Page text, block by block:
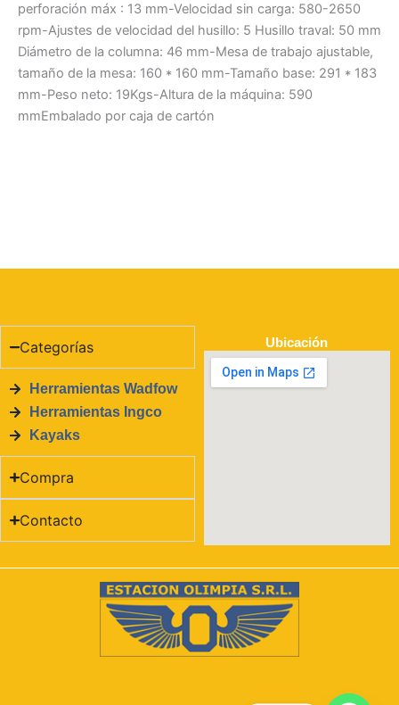
perforación máx : 13 mm-Velocidad sin carga: 580-2650
rpm-Ajustes de velocidad del husillo: 5 Husillo traval: 50 mm
Diámetro de la columna: 46 mm-Mesa de trabajo ajustable,
tamaño de la mesa: 160 * 160 mm-Tamaño base: 291 * 183
mm-Peso neto: 19Kgs-Altura de la máquina: 590
mmEmbalado por caja de cartón
Categorías
Herramientas Wadfow
Herramientas Ingco
Kayaks
Compra
Contacto
Ubicación